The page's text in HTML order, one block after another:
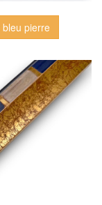
bleu pierre